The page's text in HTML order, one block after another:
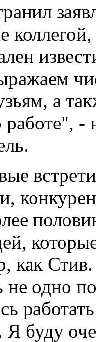
а
работе", -
как Стив.
одно
Я буду